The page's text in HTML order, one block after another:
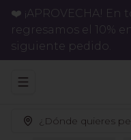
❤️ ¡APROVECHA! En
regresamos el 10%
siguiente pedido.
Abrir menu de
¿Dónde quieres